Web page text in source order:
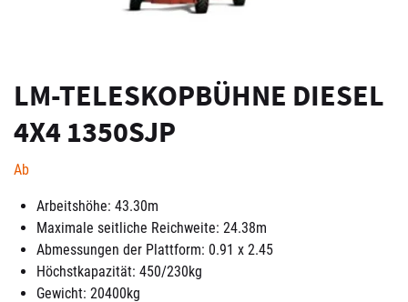
LM-TELESKOPBÜHNE DIESEL
4X4 1350SJP
Ab
Arbeitshöhe: 43.30m
Maximale seitliche Reichweite: 24.38m
Abmessungen der Plattform: 0.91 x 2.45
Höchstkapazität: 450/230kg
Gewicht: 20400kg